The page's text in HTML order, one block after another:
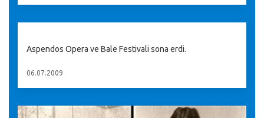
Aspendos Opera ve Bale Festivali sona erdi.
06.07.2009